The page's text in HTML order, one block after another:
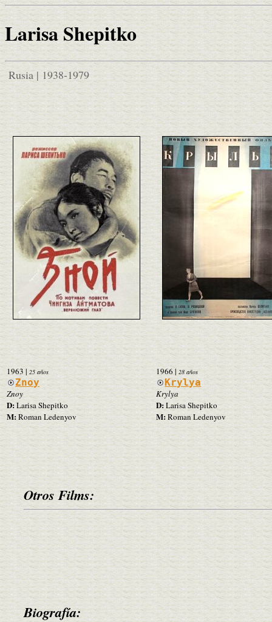
Larisa Shepitko
Rusia | 1938-1979
1963 | 25 años
Znoy
Znoy
D:Larisa Shepitko
M:Roman Ledenyov
1966| 28 años
Krylya
Krylya
D:Larisa Shepitko
M:Roman Ledenyov
Otros Films:
Biografía: